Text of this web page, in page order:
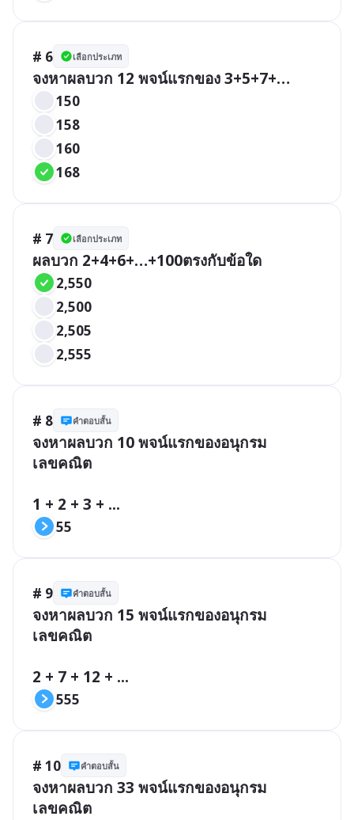
# 6 เลือกประเภท
จงหาผลบวก 12 พจน์แรกของ 3+5+7+…
150
158
160
168
# 7 เลือกประเภท
ผลบวก 2+4+6+…+100ตรงกับข้อใด
2,550
2,500
2,505
2,555
# 8 คำตอบสั้น
จงหาผลบวก 10 พจน์แรกของอนุกรม
เลขคณิต
1 + 2 + 3 + ...
55
# 9 คำตอบสั้น
จงหาผลบวก 15 พจน์แรกของอนุกรม
เลขคณิต
2 + 7 + 12 + ...
555
# 10 คำตอบสั้น
จงหาผลบวก 33 พจน์แรกของอนุกรม
เลขคณิต